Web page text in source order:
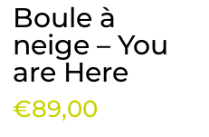
Boule à
neige – You
are Here
€89,00